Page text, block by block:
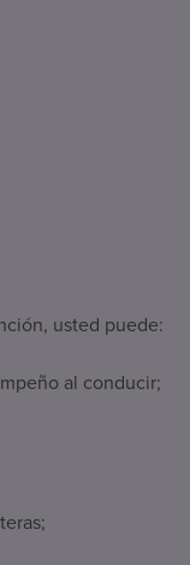
usted puede:
al conducir;